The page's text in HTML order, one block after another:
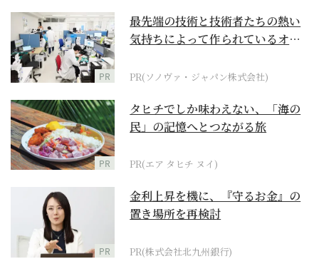
PR
最先端の技術と技術者たちの熱い
気持ちによって作られているオー
PR(ソノヴァ・ジャパン株式会社)
PR
タヒチでしか味わえない、「海の
民」の記憶へとつながる旅
PR(エア タヒチ ヌイ)
PR
金利上昇を機に、『守るお金』の
置き場所を再検討
PR(株式会社北九州銀行)